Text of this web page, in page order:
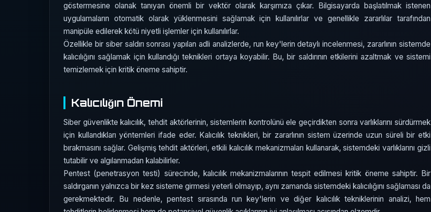
göstermesine olanak tanıyan önemli bir vektör olarak karşımıza çıkar. Bilgisayarda başlatılmak istenen
uygulamaların otomatik olarak yüklenmesini sağlamak için kullanılırlar ve genellikle zararlılar tarafından
manipüle edilerek kötü niyetli işlemler için kullanılırlar.
Özellikle bir siber saldırı sonrası yapılan adli analizlerde, run key'lerin detaylı incelenmesi, zararlının sistemde
kalıcılığını sağlamak için kullandığı teknikleri ortaya koyabilir. Bu, bir saldırının etkilerini azaltmak ve sistemi
temizlemek için kritik öneme sahiptir.
Kalıcılığın Önemi
Siber güvenlikte kalıcılık, tehdit aktörlerinin, sistemlerin kontrolünü ele geçirdikten sonra varlıklarını sürdürmek
için kullandıkları yöntemleri ifade eder. Kalıcılık teknikleri, bir zararlının sistem üzerinde uzun süreli bir etki
bırakmasını sağlar. Gelişmiş tehdit aktörleri, etkili kalıcılık mekanizmaları kullanarak, sistemdeki varlıklarını gizli
tutabilir ve algılanmadan kalabilirler.
Pentest (penetrasyon testi) sürecinde, kalıcılık mekanizmalarının tespit edilmesi kritik öneme sahiptir. Bir
saldırganın yalnızca bir kez sisteme girmesi yeterli olmayıp, aynı zamanda sistemdeki kalıcılığını sağlaması da
gerekmektedir. Bu nedenle, pentest sırasında run key'lerin ve diğer kalıcılık tekniklerinin analizi, hem